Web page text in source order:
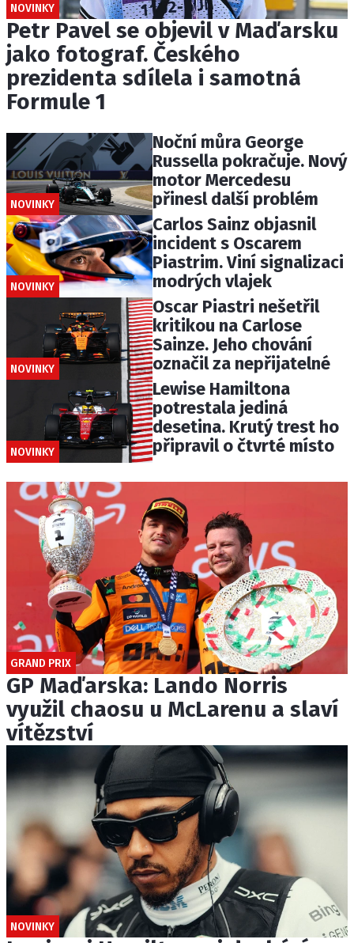
NOVINKY
Petr Pavel se objevil v Maďarsku
jako fotograf. Českého
prezidenta sdílela i samotná
Formule 1
NOVINKY
Noční můra George
Russella pokračuje. Nový
motor Mercedesu
přinesl další problém
NOVINKY
Carlos Sainz objasnil
incident s Oscarem
Piastrim. Viní signalizaci
modrých vlajek
NOVINKY
Oscar Piastri nešetřil
kritikou na Carlose
Sainze. Jeho chování
označil za nepřijatelné
NOVINKY
Lewise Hamiltona
potrestala jediná
desetina. Krutý trest ho
připravil o čtvrté místo
GRAND PRIX
GP Maďarska: Lando Norris
využil chaosu u McLarenu a slaví
vítězství
NOVINKY